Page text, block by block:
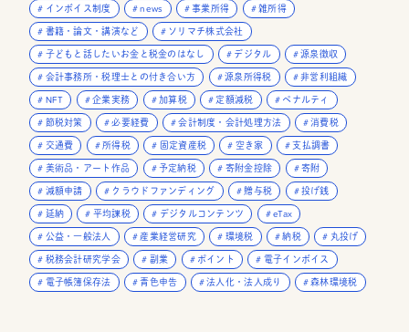
インボイス制度
news 事業所得
雑所得
書籍・論文・講演など
ソリマチ株式会社
子どもと話したいお金と税金のはなし
デジタル
源泉徴収
会計事務所・税理士との付き合い方
源泉所得税
非営利組織
NFT
企業実務 加算税 定額減税
ペナルティ
節税対策
必要経費 会計制度・会計処理方法
消費税
交通費
所得税 固定資産税 空き家
支払調書
美術品・アート作品
予定納税 寄附金控除
寄附
減額申請
クラウドファンディング 贈与税
投げ銭
延納
平均課税 デジタルコンテンツ
eTax
公益・一般法人
産業経営研究 環境税 納税
丸投げ
税務会計研究学会
副業 ポイント
電子インボイス
電子帳簿保存法
青色申告 法人化・法人成り 森林環境税